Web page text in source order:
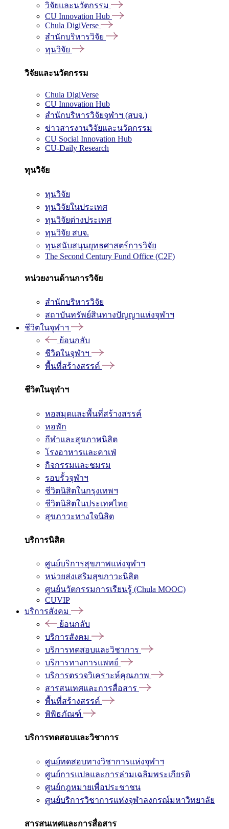
วิจัยและนวัตกรรม
CU Innovation Hub
Chula DigiVerse
สำนักบริหารวิจัย
ทุนวิจัย
วิจัยและนวัตกรรม
Chula DigiVerse
CU Innovation Hub
สำนักบริหารวิจัยจุฬาฯ (สบจ.)
ข่าวสารงานวิจัยและนวัตกรรม
CU Social Innovation Hub
CU-Daily Research
ทุนวิจัย
ทุนวิจัย
ทุนวิจัยในประเทศ
ทุนวิจัยต่างประเทศ
ทุนวิจัย สบจ.
ทุนสนับสนุนยุทธศาสตร์การวิจัย
The Second Century Fund Office (C2F)
หน่วยงานด้านการวิจัย
สำนักบริหารวิจัย
สถาบันทรัพย์สินทางปัญญาแห่งจุฬาฯ
ชีวิตในจุฬาฯ
ย้อนกลับ
ชีวิตในจุฬาฯ
พื้นที่สร้างสรรค์
ชีวิตในจุฬาฯ
หอสมุดและพื้นที่สร้างสรรค์
หอพัก
กีฬาและสุขภาพนิสิต
โรงอาหารและคาเฟ่
กิจกรรมและชมรม
รอบรั้วจุฬาฯ
ชีวิตนิสิตในกรุงเทพฯ
ชีวิตนิสิตในประเทศไทย
สุขภาวะทางใจนิสิต
บริการนิสิต
ศูนย์บริการสุขภาพแห่งจุฬาฯ
หน่วยส่งเสริมสุขภาวะนิสิต
ศูนย์นวัตกรรมการเรียนรู้ (Chula MOOC)
CUVIP
บริการสังคม
ย้อนกลับ
บริการสังคม
บริการทดสอบและวิชาการ
บริการทางการแพทย์
บริการตรวจวิเคราะห์คุณภาพ
สารสนเทศและการสื่อสาร
พื้นที่สร้างสรรค์
พิพิธภัณฑ์
บริการทดสอบและวิชาการ
ศูนย์ทดสอบทางวิชาการแห่งจุฬาฯ
ศูนย์การแปลและการล่ามเฉลิมพระเกียรติ
ศูนย์กฎหมายเพื่อประชาชน
ศูนย์บริการวิชาการแห่งจุฬาลงกรณ์มหาวิทยาลัย
สารสนเทศและการสื่อสาร